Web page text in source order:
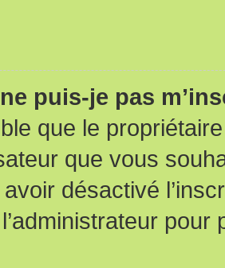
puis-je pas
que le
que vous
désactivé